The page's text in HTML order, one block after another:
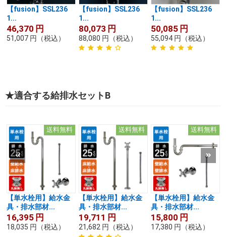
【fusion】SSL236
1...
46,370 円
51,007 円 （税込）
【fusion】SSL236
1...
80,073 円
88,080 円 （税込）
【fusion】SSL236
1...
50,085 円
55,094 円 （税込）
★適合する給排水セットB
送料無料
【単水栓用】給水金
具・排水部材...
16,395 円
18,035 円 （税込）
送料無料
【単水栓用】給水金
具・排水部材...
19,711 円
21,682 円 （税込）
送料無料
【単水栓用】給水金
具・排水部材...
15,800 円
17,380 円 （税込）